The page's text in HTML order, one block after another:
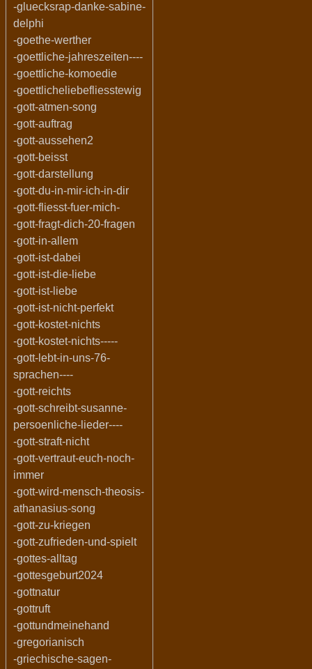
-gluecksrap-danke-sabine-
delphi
-goethe-werther
-goettliche-jahreszeiten----
-goettliche-komoedie
-goettlicheliebefliesstewig
-gott-atmen-song
-gott-auftrag
-gott-aussehen2
-gott-beisst
-gott-darstellung
-gott-du-in-mir-ich-in-dir
-gott-fliesst-fuer-mich-
-gott-fragt-dich-20-fragen
-gott-in-allem
-gott-ist-dabei
-gott-ist-die-liebe
-gott-ist-liebe
-gott-ist-nicht-perfekt
-gott-kostet-nichts
-gott-kostet-nichts-----
-gott-lebt-in-uns-76-
sprachen----
-gott-reichts
-gott-schreibt-susanne-
persoenliche-lieder----
-gott-straft-nicht
-gott-vertraut-euch-noch-
immer
-gott-wird-mensch-theosis-
athanasius-song
-gott-zu-kriegen
-gott-zufrieden-und-spielt
-gottes-alltag
-gottesgeburt2024
-gottnatur
-gottruft
-gottundmeinehand
-gregorianisch
-griechische-sagen-